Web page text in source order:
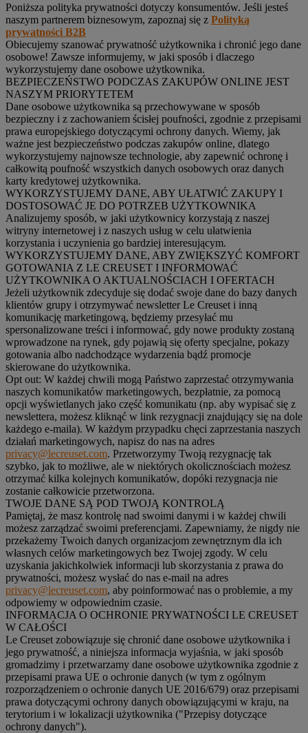
Poniższa polityka prywatności dotyczy konsumentów. Jeśli jesteś
naszym partnerem biznesowym, zapoznaj się z Polityką
prywatności B2B
Obiecujemy szanować prywatność użytkownika i chronić jego dane
osobowe! Zawsze informujemy, w jaki sposób i dlaczego
wykorzystujemy dane osobowe użytkownika.
BEZPIECZEŃSTWO PODCZAS ZAKUPÓW ONLINE JEST
NASZYM PRIORYTETEM
Dane osobowe użytkownika są przechowywane w sposób
bezpieczny i z zachowaniem ścisłej poufności, zgodnie z przepisami
prawa europejskiego dotyczącymi ochrony danych. Wiemy, jak
ważne jest bezpieczeństwo podczas zakupów online, dlatego
wykorzystujemy najnowsze technologie, aby zapewnić ochronę i
całkowitą poufność wszystkich danych osobowych oraz danych
karty kredytowej użytkownika.
WYKORZYSTUJEMY DANE, ABY UŁATWIĆ ZAKUPY I
DOSTOSOWAĆ JE DO POTRZEB UŻYTKOWNIKA
Analizujemy sposób, w jaki użytkownicy korzystają z naszej
witryny internetowej i z naszych usług w celu ułatwienia
korzystania i uczynienia go bardziej interesującym.
WYKORZYSTUJEMY DANE, ABY ZWIĘKSZYĆ KOMFORT
GOTOWANIA Z LE CREUSET I INFORMOWAĆ
UŻYTKOWNIKA O AKTUALNOŚCIACH I OFERTACH
Jeżeli użytkownik zdecyduje się dodać swoje dane do bazy danych
klientów grupy i otrzymywać newsletter Le Creuset i inną
komunikację marketingową, będziemy przesyłać mu
spersonalizowane treści i informować, gdy nowe produkty zostaną
wprowadzone na rynek, gdy pojawią się oferty specjalne, pokazy
gotowania albo nadchodzące wydarzenia bądź promocje
skierowane do użytkownika.
Opt out: W każdej chwili mogą Państwo zaprzestać otrzymywania
naszych komunikatów marketingowych, bezpłatnie, za pomocą
opcji wyświetlanych jako część komunikatu (np. aby wypisać się z
newslettera, możesz kliknąć w link rezygnacji znajdujący się na dole
każdego e-maila). W każdym przypadku chęci zaprzestania naszych
działań marketingowych, napisz do nas na adres
privacy@lecreuset.com. Przetworzymy Twoją rezygnację tak
szybko, jak to możliwe, ale w niektórych okolicznościach możesz
otrzymać kilka kolejnych komunikatów, dopóki rezygnacja nie
zostanie całkowicie przetworzona.
TWOJE DANE SĄ POD TWOJĄ KONTROLĄ
Pamiętaj, że masz kontrolę nad swoimi danymi i w każdej chwili
możesz zarządzać swoimi preferencjami. Zapewniamy, że nigdy nie
przekażemy Twoich danych organizacjom zewnętrznym dla ich
własnych celów marketingowych bez Twojej zgody. W celu
uzyskania jakichkolwiek informacji lub skorzystania z prawa do
prywatności, możesz wysłać do nas e-mail na adres
privacy@lecreuset.com, aby poinformować nas o problemie, a my
odpowiemy w odpowiednim czasie.
INFORMACJA O OCHRONIE PRYWATNOŚCI LE CREUSET
W CAŁOŚCI
Le Creuset zobowiązuje się chronić dane osobowe użytkownika i
jego prywatność, a niniejsza informacja wyjaśnia, w jaki sposób
gromadzimy i przetwarzamy dane osobowe użytkownika zgodnie z
przepisami prawa UE o ochronie danych (w tym z ogólnym
rozporządzeniem o ochronie danych UE 2016/679) oraz przepisami
prawa dotyczącymi ochrony danych obowiązującymi w kraju, na
terytorium i w lokalizacji użytkownika ("Przepisy dotyczące
ochrony danych").